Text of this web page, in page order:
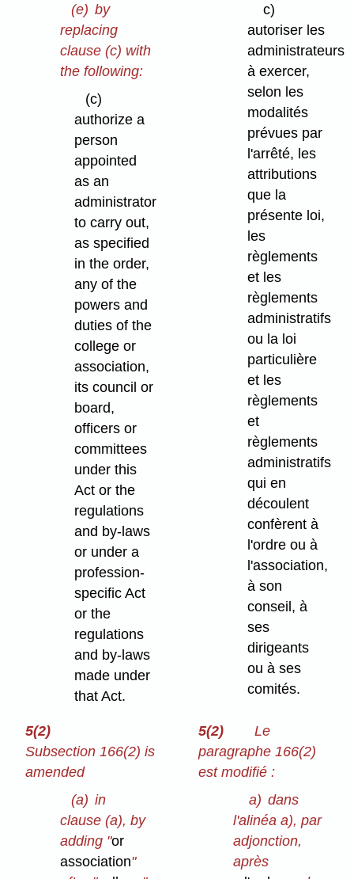
(e) by
replacing
clause (c) with
the following:
(c)
authorize a
person
appointed
as an
administrator
to carry out,
as specified
in the order,
any of the
powers and
duties of the
college or
association,
its council or
board,
officers or
committees
under this
Act or the
regulations
and by-laws
or under a
profession-
specific Act
or the
regulations
and by-laws
made under
that Act.
c)
autoriser les
administrateurs
à exercer,
selon les
modalités
prévues par
l'arrêté, les
attributions
que la
présente loi,
les
règlements
et les
règlements
administratifs
ou la loi
particulière
et les
règlements
et
règlements
administratifs
qui en
découlent
confèrent à
l'ordre ou à
l'association,
à son
conseil, à
ses
dirigeants
ou à ses
comités.
5(2)
Subsection 166(2) is
amended
(a) in
clause (a), by
adding "or
association"
5(2)
Le
paragraphe 166(2)
est modifié :
a) dans
l'alinéa a), par
adjonction,
après